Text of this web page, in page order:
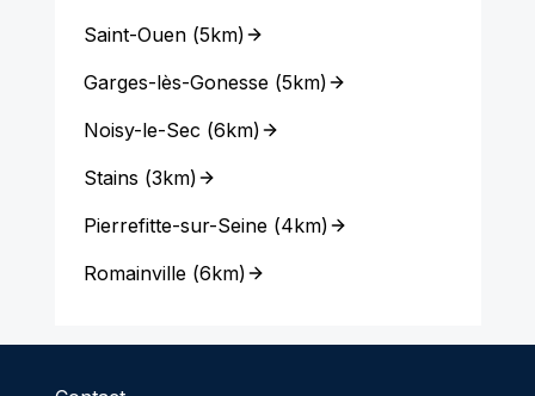
Saint-Ouen(5km)
Garges-lès-Gonesse(5km)
Noisy-le-Sec (6km)
Stains (3km)
Pierrefitte-sur-Seine(4km)
Romainville(6km)